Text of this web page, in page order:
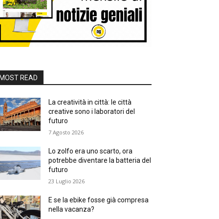
READ
La creatività in città: le città
creative sono i laboratori del
futuro
7 Agosto 2026
Lo zolfo era uno scarto, ora
potrebbe diventare la batteria del
futuro
23 Luglio 2026
E se la ebike fosse già compresa
nella vacanza?